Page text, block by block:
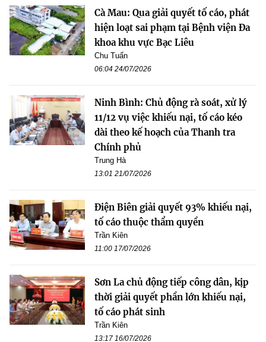
Cà Mau: Qua giải quyết tố cáo, phát
hiện loạt sai phạm tại Bệnh viện Đa
khoa khu vực Bạc Liêu
Chu Tuấn
06:04 24/07/2026
Ninh Bình: Chủ động rà soát, xử lý
11/12 vụ việc khiếu nại, tố cáo kéo
dài theo kế hoạch của Thanh tra
Chính phủ
Trung Hà
13:01 21/07/2026
Điện Biên giải quyết 93% khiếu nại,
tố cáo thuộc thẩm quyền
Trần Kiên
11:00 17/07/2026
Sơn La chủ động tiếp công dân, kịp
thời giải quyết phần lớn khiếu nại,
tố cáo phát sinh
Trần Kiên
13:17 16/07/2026